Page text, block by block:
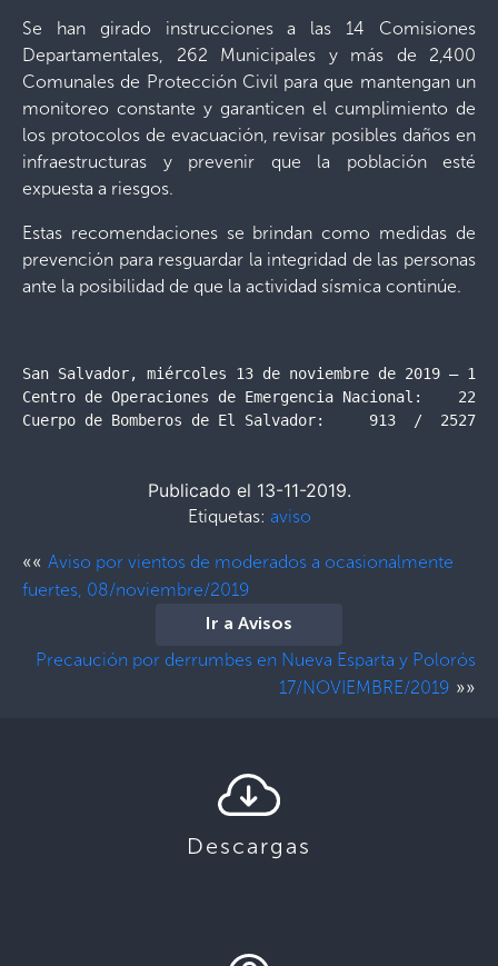
Se han girado instrucciones a las 14 Comisiones
Departamentales, 262 Municipales y más de 2,400
Comunales de Protección Civil para que mantengan un
monitoreo constante y garanticen el cumplimiento de
los protocolos de evacuación, revisar posibles daños en
infraestructuras y prevenir que la población esté
expuesta a riesgos.
Estas recomendaciones se brindan como medidas de
prevención para resguardar la integridad de las personas
ante la posibilidad de que la actividad sísmica continúe.
San Salvador, miércoles 13 de noviembre de 2019 –
Centro de Operaciones de Emergencia Nacional:
Cuerpo de Bomberos de El Salvador:     913  /  2527-
Publicado el 13-11-2019.
Etiquetas: aviso
«« Aviso por vientos de moderados a ocasionalmente
fuertes, 08/noviembre/2019
Ir a Avisos
Precaución por derrumbes en Nueva Esparta y Polorós
17/NOVIEMBRE/2019 »»
Descargas